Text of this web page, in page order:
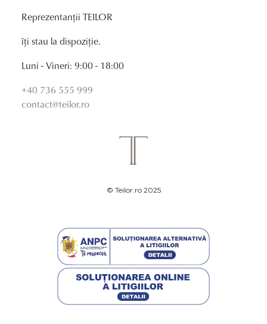
Reprezentanții TEILOR
îți stau la dispoziție.
Luni - Vineri: 9:00 - 18:00
+40 736 555 999
contact@teilor.ro
© Teilor.ro 2025